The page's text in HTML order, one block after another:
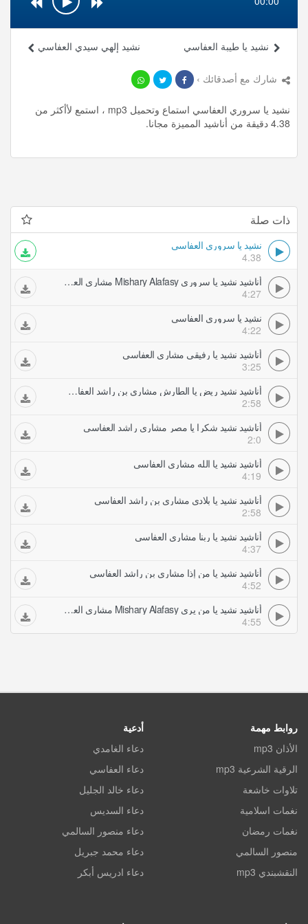
نشيد إلهي سيدي العفاسي نشيد يا طيبة العفاسي
شارك مع أصدقائك ›
نشيد يا سروري العفاسي استماع وتحميل mp3 ، استمع لأأكثر من
4.38 دقيقة من أناشيد المميزة مجانا.
ذات صلة
نشيد يا سروري العفاسي
4.38
أناشيد نشيد يا سروري Mishary Alafasy مشاري العفاسي
4:27
نشيد يا سروري العفاسي
4:22
أناشيد نشيد يا رفيقي مشاري العفاسي
3:25
أناشيد نشيد ريض يا الطارش مشاري بن راشد العفاسي
2:58
أناشيد نشيد شكرا يا مصر مشاري راشد العفاسي
2:0
أناشيد نشيد يا الله مشاري العفاسي
4:19
أناشيد نشيد يا بلادي مشاري بن راشد العفاسي
2:58
أناشيد نشيد يا ربنا مشاري العفاسي
4:37
أناشيد نشيد يا من إذا مشاري بن راشد العفاسي
4:52
أناشيد نشيد يا من يرى Mishary Alafasy مشاري العفاسي
4:55
روابط مهمة
الأذان mp3
الرقية الشرعية mp3
تلاوات خاشعة
نغمات اسلامية
نغمات رمضان
منصور السالمي
النقشبندي mp3
أدعية
دعاء الغامدي
دعاء العفاسي
دعاء خالد الجليل
دعاء السديس
دعاء منصور السالمي
دعاء محمد جبريل
دعاء ادريس أبكر